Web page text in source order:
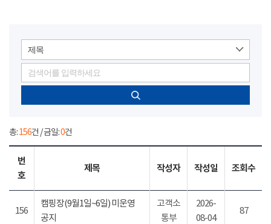
제목
총:156건 / 금일:0건
번
호
제목 작성자 작성일 조회수
156
캠핑장(9월1일~6일) 미운영
공지
고객소
통부
2026-
08-04
87